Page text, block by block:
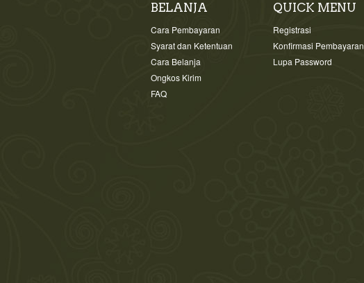
BELANJA
Cara Pembayaran
Syarat dan Ketentuan
Cara Belanja
Ongkos Kirim
FAQ
QUICK MENU
Registrasi
Konfirmasi Pembayaran
Lupa Password